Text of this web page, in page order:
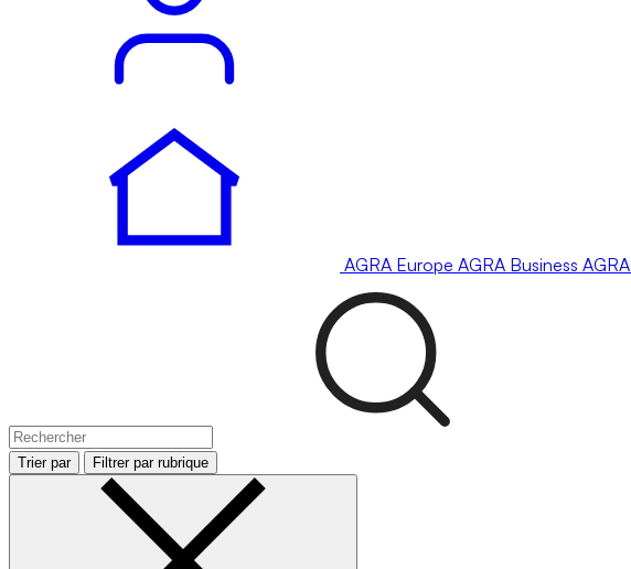
AGRA Europe AGRA Business AGRA
Trier par Filtrer par rubrique